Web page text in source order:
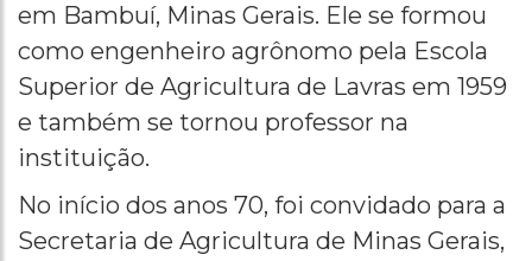
em Bambuí, Minas Gerais. Ele se formou
como engenheiro agrônomo pela Escola
Superior de Agricultura de Lavras em 1959
e também se tornou professor na
instituição.
No início dos anos 70, foi convidado para a
Secretaria de Agricultura de Minas Gerais,